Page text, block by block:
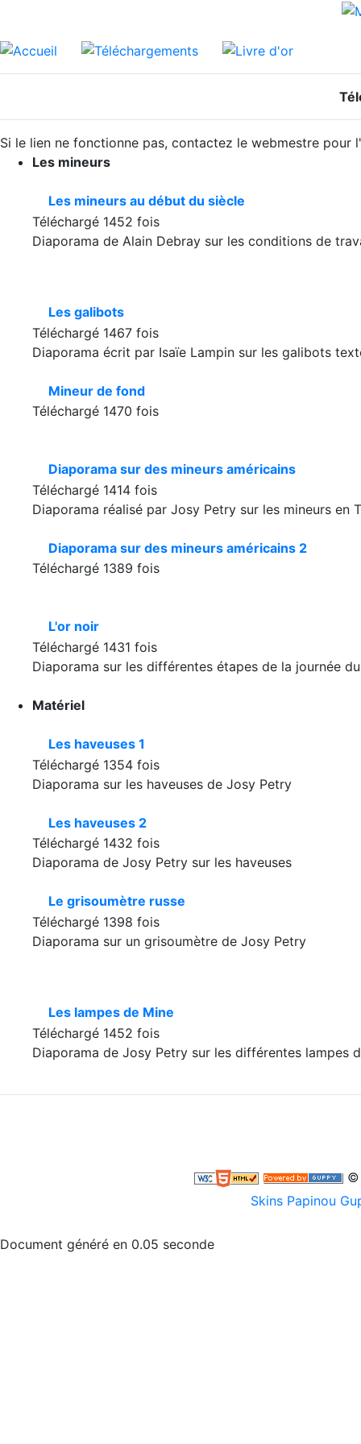
Si le lien ne fonctionne pas, contactez le webmestre pour
Les mineurs
Les mineurs au début du siècle
Téléchargé 1452 fois
Diaporama de Alain Debray sur les conditions de
Les galibots
Téléchargé 1467 fois
Diaporama écrit par Isaïe Lampin sur les galibots
Mineur de fond
Téléchargé 1470 fois
Diaporama sur des mineurs américains
Téléchargé 1414 fois
Diaporama réalisé par Josy Petry sur les mineurs en
Diaporama sur des mineurs américains 2
Téléchargé 1389 fois
L'or noir
Téléchargé 1431 fois
Diaporama sur les différentes étapes de la journée
Matériel
Les haveuses 1
Téléchargé 1354 fois
Diaporama sur les haveuses de Josy Petry
Les haveuses 2
Téléchargé 1432 fois
Diaporama de Josy Petry sur les haveuses
Le grisoumètre russe
Téléchargé 1398 fois
Diaporama sur un grisoumètre de Josy Petry
Les lampes de Mine
Téléchargé 1452 fois
Diaporama de Josy Petry sur les différentes lampes
©
Skins Papinou
Document généré en 0.05 seconde